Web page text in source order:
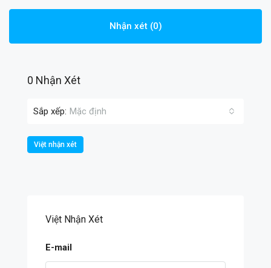
Nhận xét (0)
0 Nhận Xét
Sắp xếp: Mặc định
Việt nhận xét
Việt Nhận Xét
E-mail